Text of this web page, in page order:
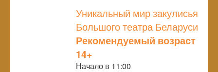
Уникальный мир закулисья
Большого театра Беларуси
Рекомендуемый возраст
14+
Начало в 11:00